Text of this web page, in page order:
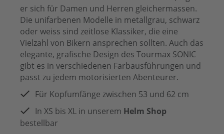
er sich für Damen und Herren gleichermassen.
Die unifarbenen Modelle in metallgrau, schwarz
oder weiss sind zeitlose Klassiker, die eine
Vielzahl von Bikern ansprechen sollten. Auch das
elegante, grafische Design des Tourmax SONIC
gibt es in verschiedenen Farbausführungen und
passt zu jedem motorisierten Abenteurer.
Für Kopfumfänge zwischen 53 und 62 cm
In XS bis XL in unserem Helm Shop
bestellbar